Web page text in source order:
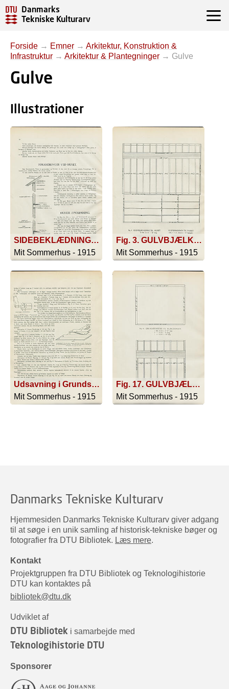
Danmarks
Tekniske Kulturarv
Forside → Emner → Arkitektur, Konstruktion &
Infrastruktur → Arkitektur & Plantegninger → Gulve
Gulve
Illustrationer
SIDEBEKLÆDNING. GIBSPLADER. LÆGTE 2x4. GULV. GULVBJÆLKE. DOBBELT LÆGTE 2x4.; INDERSTE SIDEBEKLÆDNING. REJSVÆRK. YDRE SIDEBEKLÆDNING. LÆGTE 2x4. GULV. GULVBJÆLKE,
Mit Sommerhus - 1915
Fig. 3. GULVBJÆLKERNE TIL HUSET. 23 Stk. 2 x 6 - 10 lang. GULVBRÆDDER TIL HUSET. 160□' 1 X 3, skaaren i 16' Længder. GULVBJÆLKER TIL VERANDAEN. 3 Stk. 2 X 6 - 5' 6'' lang. 10 - 2 X 6 - 8' lang. VERANDAENS GULV. 96□' 1 X 3, skaaren i 5' 10'' Længder.
Mit Sommerhus - 1915
Udsavning i Grundstokkene.; Gulvbrædder (1-2), der drives sammen med Kiler (3 og 4). Kilerne saves ud af tiloversblevne Brædder. Et andet Stykke Brædt (5) slaas fast paa Gulvbjæken (6) med store Søm.
Mit Sommerhus - 1915
Fig. 17. GULVBJÆLKERNE TIL TILBYGNINGEN. 8 Stk. 2 X 6 - 8' lang. GULVBRÆDDER TIL TILBYGNINGEN. 80 □' 1 X 3 - 10 lang.
Mit Sommerhus - 1915
Danmarks Tekniske Kulturarv
Hjemmesiden Danmarks Tekniske Kulturarv giver adgang
til at søge i en unik samling af historisk-tekniske bøger og
fotografier fra DTU Bibliotek. Læs mere.
Kontakt
Projektgruppen fra DTU Bibliotek og Teknologihistorie
DTU kan kontaktes på
bibliotek@dtu.dk
Udviklet af
DTU Bibliotek i samarbejde med
Teknologihistorie DTU
Sponsorer